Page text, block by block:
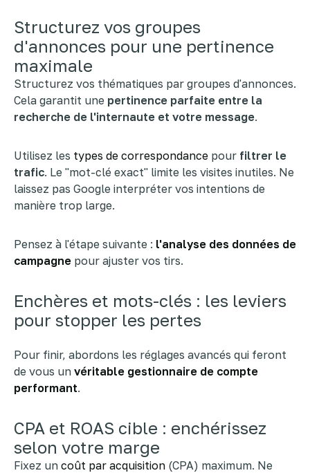
Structurez vos groupes
d'annonces pour une pertinence
maximale
Structurez vos thématiques par groupes d'annonces.
Cela garantit une pertinence parfaite entre la
recherche de l'internaute et votre message.
Utilisez les types de correspondance pour filtrer le
trafic. Le "mot-clé exact" limite les visites inutiles. Ne
laissez pas Google interpréter vos intentions de
manière trop large.
Pensez à l'étape suivante : l'analyse des données de
campagne pour ajuster vos tirs.
Enchères et mots-clés : les leviers
pour stopper les pertes
Pour finir, abordons les réglages avancés qui feront
de vous un véritable gestionnaire de compte
performant.
CPA et ROAS cible : enchérissez
selon votre marge
Fixez un coût par acquisition (CPA) maximum. Ne